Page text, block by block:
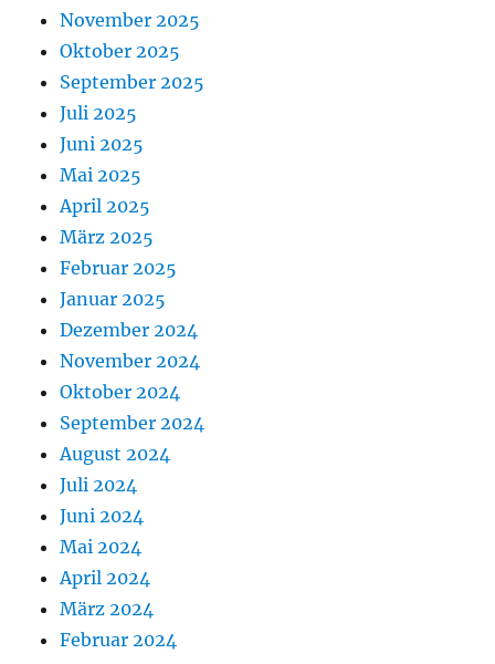
November 2025
Oktober 2025
September 2025
Juli 2025
Juni 2025
Mai 2025
April 2025
März 2025
Februar 2025
Januar 2025
Dezember 2024
November 2024
Oktober 2024
September 2024
August 2024
Juli 2024
Juni 2024
Mai 2024
April 2024
März 2024
Februar 2024